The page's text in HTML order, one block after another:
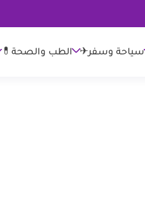
سياحة وسفر✈ الطب والصحة💊